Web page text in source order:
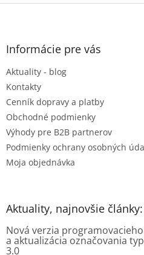
Z
Informácie pre vás
Aktuality - blog
Kontakty
Cenník dopravy a platby
Obchodné podmienky
Výhody pre B2B partnerov
Podmienky ochrany osobných
Moja objednávka
Aktuality, najnovšie články:
Nová verzia
a aktualizácia označovania
3.0